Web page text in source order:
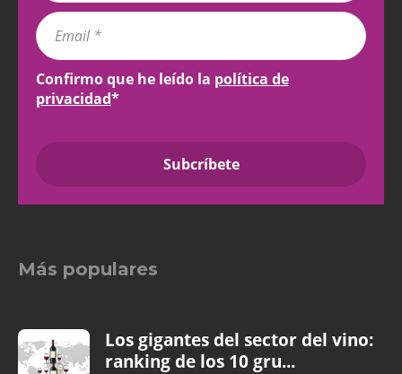
Confirmo que he leído la política de
privacidad*
Más populares
Los gigantes del sector del vino:
ranking de los 10 gru...